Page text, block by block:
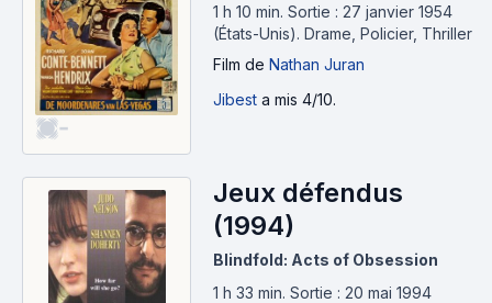
-
1 h 10 min. Sortie : 27 janvier 1954
(États-Unis). Drame, Policier, Thriller
Film de Nathan Juran
Jibest a mis 4/10.
Jeux défendus
(1994)
Blindfold: Acts of Obsession
1 h 33 min. Sortie : 20 mai 1994